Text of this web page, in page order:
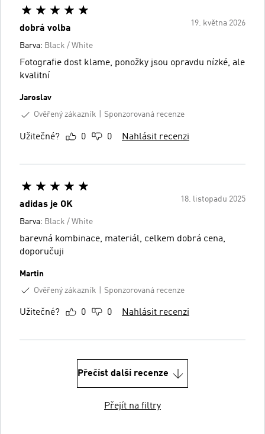
19. května 2026
dobrá volba
Barva: Black / White
Fotografie dost klame, ponožky jsou opravdu nízké, ale
kvalitní
Jaroslav
Ověřený zákazník
Sponzorovaná recenze
Užitečné? 0 0 Nahlásit recenzi
18. listopadu 2025
adidas je OK
Barva: Black / White
barevná kombinace, materiál, celkem dobrá cena,
doporučuji
Martin
Ověřený zákazník
Sponzorovaná recenze
Užitečné? 0 0 Nahlásit recenzi
Přečíst další recenze
Přejít na filtry